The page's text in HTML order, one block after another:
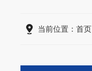
当前位置：首页